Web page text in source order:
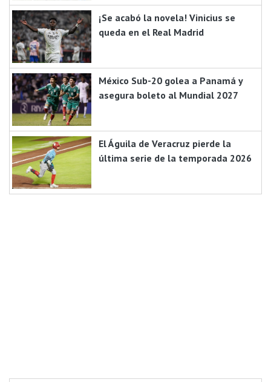
¡Se acabó la novela! Vinicius se
queda en el Real Madrid
México Sub-20 golea a Panamá y
asegura boleto al Mundial 2027
El Águila de Veracruz pierde la
última serie de la temporada 2026